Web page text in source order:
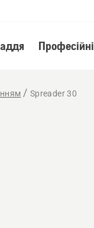
Професійні
Spreader 30